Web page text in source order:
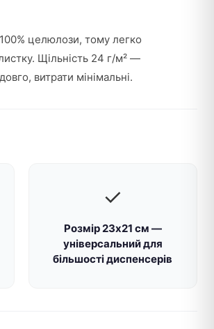
целюлози, тому легко
Щільність 24 г/м² —
витрати мінімальні.
✓
Розмір 23х21 см —
універсальний для
більшості диспенсерів